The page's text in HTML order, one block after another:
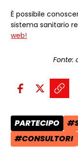
È possibile
sistema sanitario
web!
Fonte:
Condividi sui social:
Condividi
CATEGORIA
PARTECIPO
TAG:
#CONSULTORI